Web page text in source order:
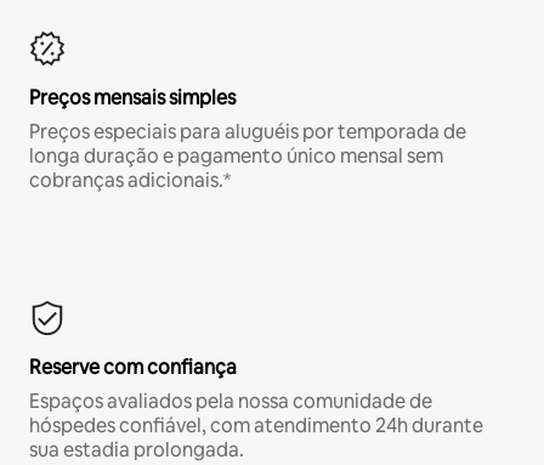
Preços mensais simples
Preços especiais para aluguéis por temporada de
longa duração e pagamento único mensal sem
cobranças adicionais.*
Reserve com confiança
Espaços avaliados pela nossa comunidade de
hóspedes confiável, com atendimento 24h durante
sua estadia prolongada.